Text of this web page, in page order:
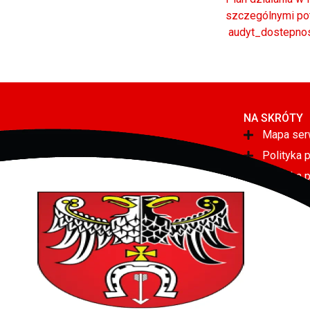
szczególnymi
NA SKRÓTY
Mapa
Polityka
Polityka